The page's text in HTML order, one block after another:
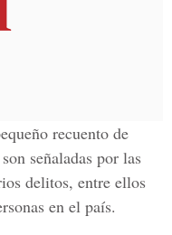
recuento de
señaladas por las
delitos, entre ellos
en el país.